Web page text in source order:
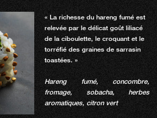
« La richesse du hareng fumé est
relevée par le délicat goût liliacé
de la ciboulette, le croquant et le
torréfié des graines de sarrasin
toastées. »
Hareng fumé, concombre,
fromage, sobacha, herbes
aromatiques, citron vert